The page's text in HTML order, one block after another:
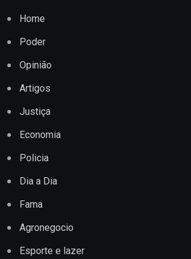
Home
Poder
Opinião
Artigos
Justiça
Economia
Policia
Dia a Dia
Fama
Agronegocio
Esporte e lazer